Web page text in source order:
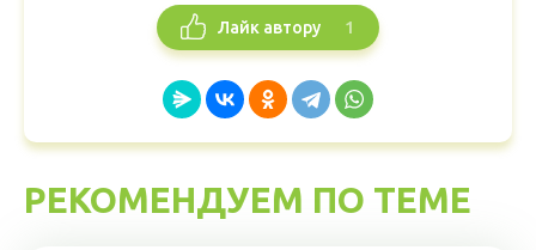
Лайк автору 1
РЕКОМЕНДУЕМ ПО ТЕМЕ